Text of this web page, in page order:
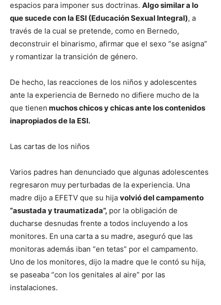
espacios para imponer sus doctrinas. Algo similar a lo
que sucede con la ESI (Educación Sexual Integral), a
través de la cual se pretende, como en Bernedo,
deconstruir el binarismo, afirmar que el sexo “se asigna”
y romantizar la transición de género.
De hecho, las reacciones de los niños y adolescentes
ante la experiencia de Bernedo no difiere mucho de la
que tienen muchos chicos y chicas ante los contenidos
inapropiados de la ESI.
Las cartas de los niños
Varios padres han denunciado que algunas adolescentes
regresaron muy perturbadas de la experiencia. Una
madre dijo a EFETV que su hija volvió del campamento
“asustada y traumatizada”, por la obligación de
ducharse desnudas frente a todos incluyendo a los
monitores. En una carta a su madre, aseguró que las
monitoras además iban “en tetas” por el campamento.
Uno de los monitores, dijo la madre que le contó su hija,
se paseaba “con los genitales al aire” por las
instalaciones.